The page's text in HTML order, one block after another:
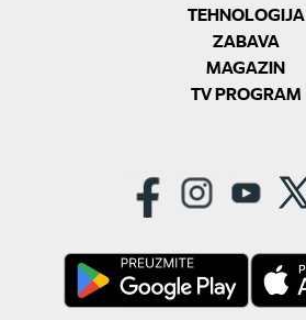
TEHNOLOGIJA
ZABAVA
MAGAZIN
TV PROGRAM